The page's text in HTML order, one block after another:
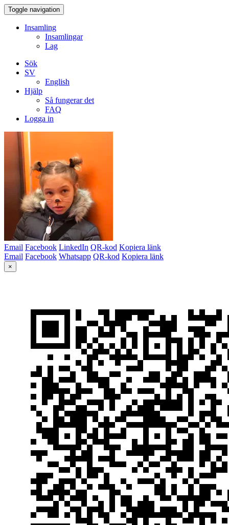
Toggle navigation
Insamling
Insamlingar
Lag
Sök
SV
English
Hjälp
Så fungerar det
FAQ
Logga in
Email Facebook LinkedIn QR-kod Kopiera länk
Email Facebook Whatsapp QR-kod Kopiera länk
×